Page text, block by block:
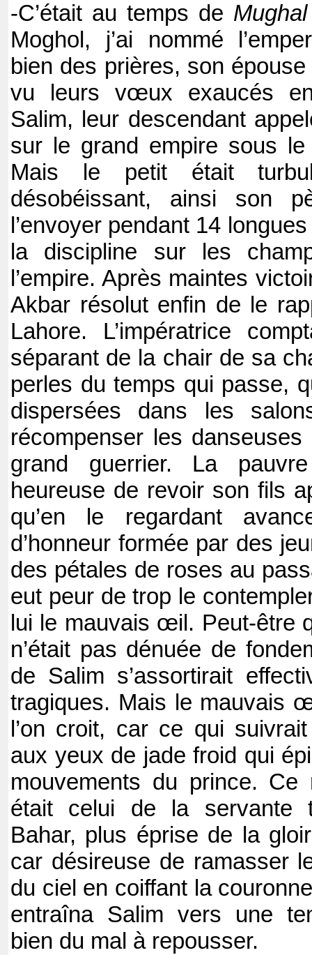
-C’était au temps de
Moghol, j’ai nommé
bien des prières, son
vu leurs vœux exaucés
Salim, leur descendant
sur le grand empire sous
Mais le petit était
désobéissant, ainsi son
l’envoyer pendant 14
la discipline sur les
l’empire. Après maintes
Akbar résolut enfin de le
Lahore. L’impératrice
séparant de la chair de sa
perles du temps qui passe,
dispersées dans les
récompenser les
grand guerrier. La
heureuse de revoir son fils
qu’en le regardant
d’honneur formée par des
des pétales de roses au
eut peur de trop le
lui le mauvais œil. Peut-être
n’était pas dénuée de
de Salim s’assortirait
tragiques. Mais le mauvais
l’on croit, car ce qui
aux yeux de jade froid qui
mouvements du prince. Ce
était celui de la servante
Bahar, plus éprise de la
car désireuse de ramasser
du ciel en coiffant la
entraîna Salim vers une
bien du mal à repousser.